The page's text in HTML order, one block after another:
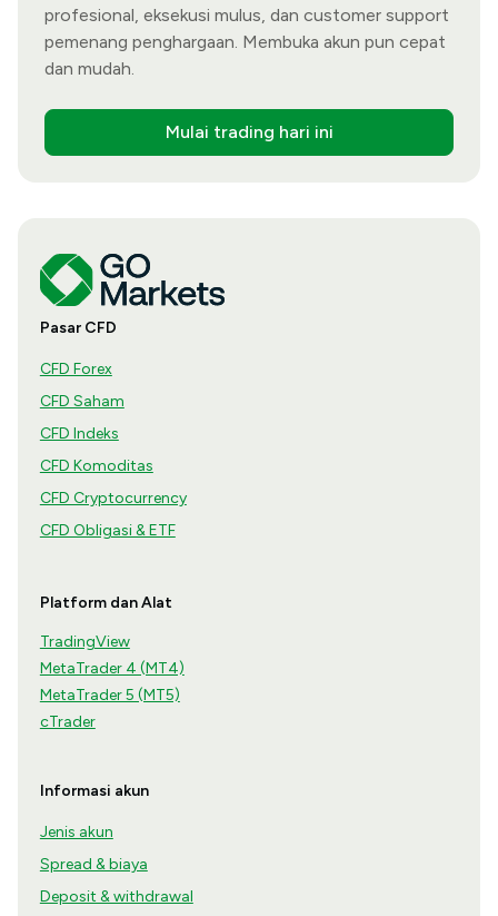
profesional, eksekusi mulus, dan customer support
pemenang penghargaan. Membuka akun pun cepat
dan mudah.
Mulai trading hari ini
Pasar CFD
CFD Forex
CFD Saham
CFD Indeks
CFD Komoditas
CFD Cryptocurrency
CFD Obligasi & ETF
Platform dan Alat
TradingView
MetaTrader 4 (MT4)
MetaTrader 5 (MT5)
cTrader
Informasi akun
Jenis akun
Spread & biaya
Deposit & withdrawal